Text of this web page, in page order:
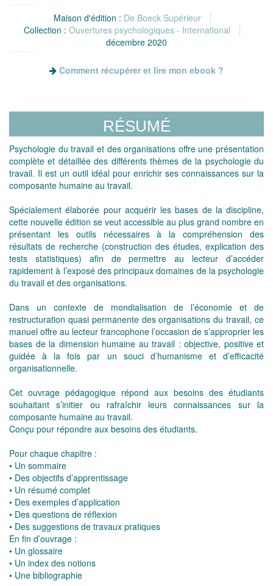
Maison d'édition : De Boeck Supérieur
Collection : Ouvertures psychologiques - International
décembre 2020
Comment récupérer et lire mon ebook ?
RÉSUMÉ
Psychologie du travail et des organisations offre une présentation
complète et détaillée des différents thèmes de la psychologie du
travail. Il est un outil idéal pour enrichir ses connaissances sur la
composante humaine au travail.
Spécialement élaborée pour acquérir les bases de la discipline,
cette nouvelle édition se veut accessible au plus grand nombre en
présentant les outils nécessaires à la compréhension des
résultats de recherche (construction des études, explication des
tests statistiques) afin de permettre au lecteur d’accéder
rapidement à l’exposé des principaux domaines de la psychologie
du travail et des organisations.
Dans un contexte de mondialisation de l’économie et de
restructuration quasi permanente des organisations du travail, ce
manuel offre au lecteur francophone l’occasion de s’approprier les
bases de la dimension humaine au travail : objective, positive et
guidée à la fois par un souci d’humanisme et d’efficacité
organisationnelle.
Cet ouvrage pédagogique répond aux besoins des étudiants
souhaitant s’initier ou rafraîchir leurs connaissances sur la
composante humaine au travail.
Conçu pour répondre aux besoins des étudiants.
Pour chaque chapitre :
• Un sommaire
• Des objectifs d’apprentissage
• Un résumé complet
• Des exemples d’application
• Des questions de réflexion
• Des suggestions de travaux pratiques
En fin d’ouvrage :
• Un glossaire
• Un index des notions
• Une bibliographie